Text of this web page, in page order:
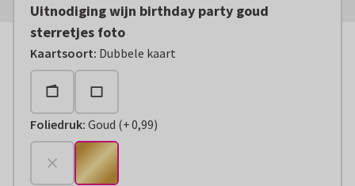
Uitnodiging wijn birthday party goud
sterretjes foto
Kaartsoort: Dubbele kaart
Foliedruk: Goud (
+€ 0,99
+0,99)